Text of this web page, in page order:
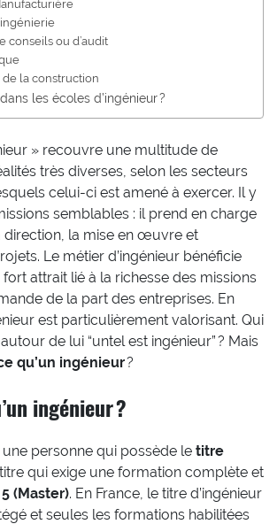
conseils ou d’audit
de la construction
les écoles d’ingénieur ?
» recouvre une multitude de
très diverses, selon les secteurs
celui-ci est amené à exercer. Il y
semblables : il prend en charge
direction, la mise en œuvre et
Le métier d’ingénieur bénéficie
fort attrait lié à la richesse des missions
de la part des entreprises. En
est particulièrement valorisant. Qui
de lui “untel est ingénieur” ? Mais
qu’un ingénieur?
ingénieur ?
personne qui possède le titre
qui exige une formation complète et
(Master). En France, le titre d’ingénieur
et seules les formations habilitées